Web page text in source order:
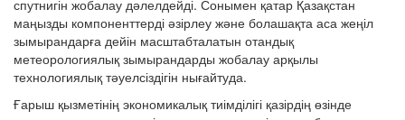
спутнигін жобалау дәлелдейді. Сонымен қатар Қазақстан
маңызды компоненттерді әзірлеу және болашақта аса жеңіл
зымырандарға дейін масштабталатын отандық
метеорологиялық зымырандарды жобалау арқылы
технологиялық тәуелсіздігін нығайтуда.
Ғарыш қызметінің экономикалық тиімділігі қазірдің өзінде